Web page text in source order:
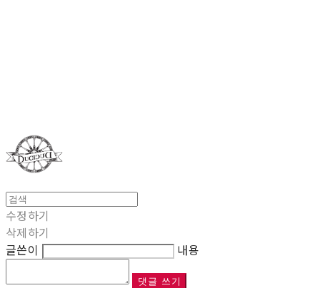
수정하기
삭제하기
글쓴이
내용
댓글 쓰기